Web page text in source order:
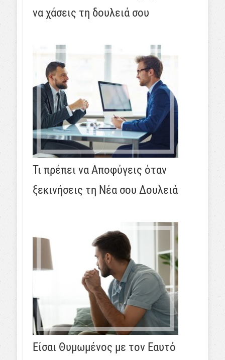
να χάσεις τη δουλειά σου
Τι πρέπει να Αποφύγεις όταν
ξεκινήσεις τη Νέα σου Δουλειά
Είσαι Θυμωμένος με τον Εαυτό